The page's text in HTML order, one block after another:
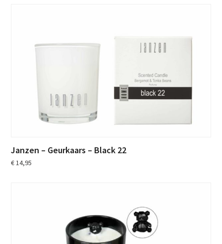
Janzen – Geurkaars – Black 22
€14,95